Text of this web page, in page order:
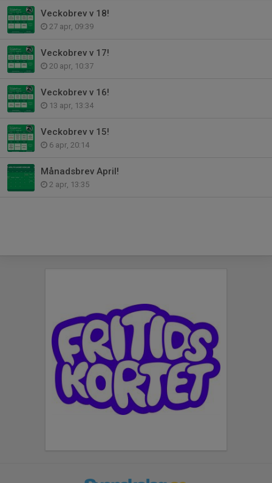
Veckobrev v 18!
27 apr, 09:39
Veckobrev v 17!
20 apr, 10:37
Veckobrev v 16!
13 apr, 13:34
Veckobrev v 15!
6 apr, 20:14
Månadsbrev April!
2 apr, 13:35